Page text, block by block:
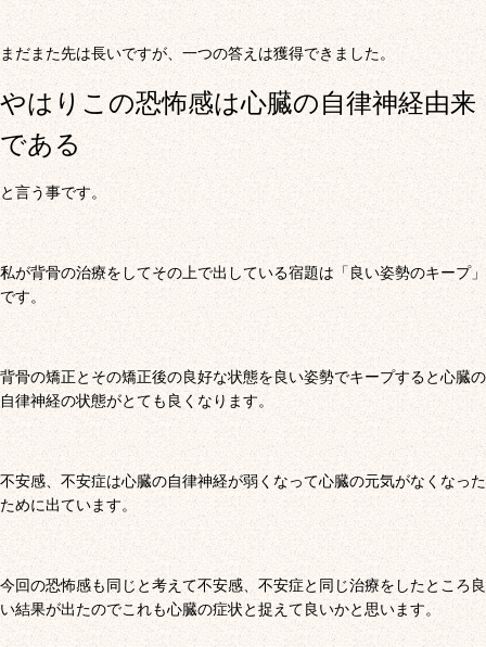
まだまた先は長いですが、一つの答えは獲得できました。
やはりこの恐怖感は心臓の自律神経由来
である
と言う事です。
私が背骨の治療をしてその上で出している宿題は「良い姿勢のキープ」
です。
背骨の矯正とその矯正後の良好な状態を良い姿勢でキープすると心臓の
自律神経の状態がとても良くなります。
不安感、不安症は心臓の自律神経が弱くなって心臓の元気がなくなった
ために出ています。
今回の恐怖感も同じと考えて不安感、不安症と同じ治療をしたところ良
い結果が出たのでこれも心臓の症状と捉えて良いかと思います。